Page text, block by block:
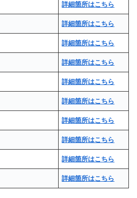
詳細箇所はこちら
詳細箇所はこちら
詳細箇所はこちら
詳細箇所はこちら
詳細箇所はこちら
詳細箇所はこちら
詳細箇所はこちら
詳細箇所はこちら
詳細箇所はこちら
詳細箇所はこちら